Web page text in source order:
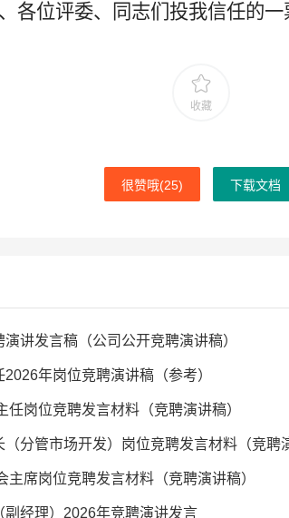
各位评委、同志们投我信任的一
收藏
很赞哦(25) 下载文档
讲发言稿（公司公开竞聘演讲稿）
年岗位竞聘演讲稿（参考）
任岗位竞聘发言材料（竞聘演讲稿）
分管市场开发）岗位竞聘发言材料（竞聘
主席岗位竞聘发言材料（竞聘演讲稿）
副经理）2026年竞聘演讲发言